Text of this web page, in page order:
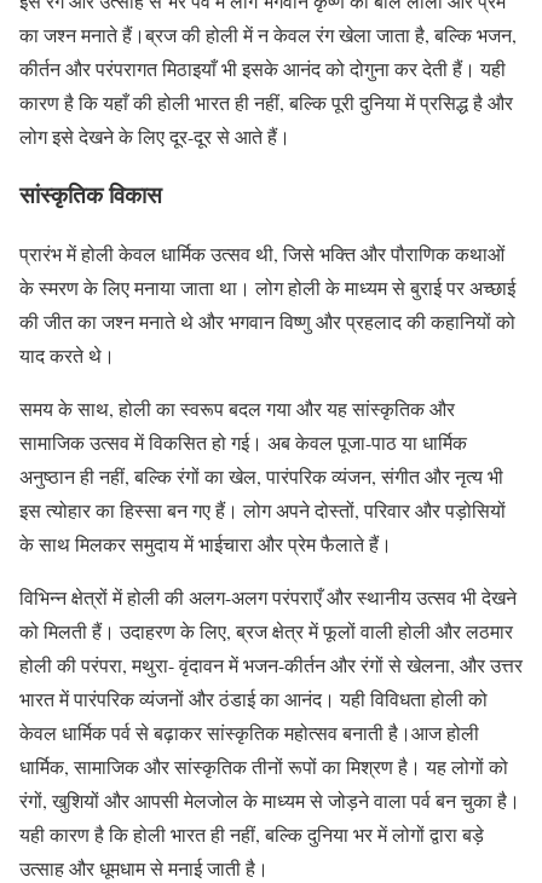
का जश्न मनाते हैं।ब्रज की होली में न केवल रंग खेला जाता है, बल्कि भजन,
कीर्तन और परंपरागत मिठाइयाँ भी इसके आनंद को दोगुना कर देती हैं। यही
कारण है कि यहाँ की होली भारत ही नहीं, बल्कि पूरी दुनिया में प्रसिद्ध है और
लोग इसे देखने के लिए दूर-दूर से आते हैं।
सांस्कृतिक विकास
प्रारंभ में होली केवल धार्मिक उत्सव थी, जिसे भक्ति और पौराणिक कथाओं
के स्मरण के लिए मनाया जाता था। लोग होली के माध्यम से बुराई पर अच्छाई
की जीत का जश्न मनाते थे और भगवान विष्णु और प्रहलाद की कहानियों को
याद करते थे।
समय के साथ, होली का स्वरूप बदल गया और यह सांस्कृतिक और
सामाजिक उत्सव में विकसित हो गई। अब केवल पूजा-पाठ या धार्मिक
अनुष्ठान ही नहीं, बल्कि रंगों का खेल, पारंपरिक व्यंजन, संगीत और नृत्य भी
इस त्योहार का हिस्सा बन गए हैं। लोग अपने दोस्तों, परिवार और पड़ोसियों
के साथ मिलकर समुदाय में भाईचारा और प्रेम फैलाते हैं।
विभिन्न क्षेत्रों में होली की अलग-अलग परंपराएँ और स्थानीय उत्सव भी देखने
को मिलती हैं। उदाहरण के लिए, ब्रज क्षेत्र में फूलों वाली होली और लठमार
होली की परंपरा, मथुरा- वृंदावन में भजन-कीर्तन और रंगों से खेलना, और उत्तर
भारत में पारंपरिक व्यंजनों और ठंडाई का आनंद। यही विविधता होली को
केवल धार्मिक पर्व से बढ़ाकर सांस्कृतिक महोत्सव बनाती है।आज होली
धार्मिक, सामाजिक और सांस्कृतिक तीनों रूपों का मिश्रण है। यह लोगों को
रंगों, खुशियों और आपसी मेलजोल के माध्यम से जोड़ने वाला पर्व बन चुका है।
यही कारण है कि होली भारत ही नहीं, बल्कि दुनिया भर में लोगों द्वारा बड़े
उत्साह और धूमधाम से मनाई जाती है।